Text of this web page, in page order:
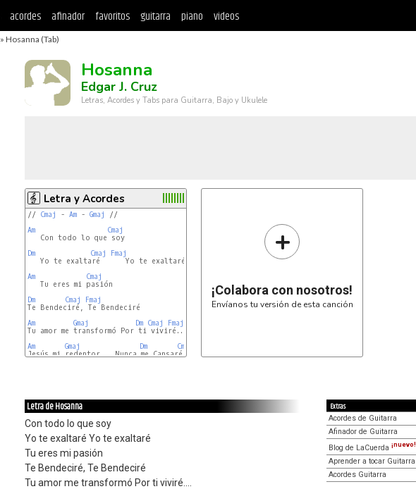
acordes afinador favoritos guitarra piano videos
» Hosanna (Tab)
Hosanna
Edgar J. Cruz
Letras, Acordes y Tabs para Guitarra, Bajo y Ukulele
Letra y Acordes
// Cmaj - Am - Gmaj
//
Am
Cmaj
   Con todo lo que soy
Dm
Cmaj
Fmaj
   Yo te exaltaré      Yo te exaltaré
Am
Cmaj
   Tu eres mi pasión
Dm
Cmaj
Fmaj
Te Bendeciré, Te Bendeciré
Am
Gmaj Dm Cmaj
Fmaj
Tu amor me transformó Por ti viviré....
Am
Gmaj Dm Cmaj
Jesús mi redentor... Nunca me Cansaré de decir
+
¡Colabora con nosotros!
Envíanos tu versión de esta canción
Letra de Hosanna
Con todo lo que soy
Yo te exaltaré Yo te exaltaré
Tu eres mi pasión
Te Bendeciré, Te Bendeciré
Tu amor me transformó Por ti viviré....
Extras
Acordes de Guitarra
Afinador de Guitarra
Blog de LaCuerda ¡nuevo!
Aprender a tocar Guitarra
Acordes Guitarra